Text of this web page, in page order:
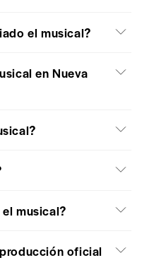
el musical?
en Nueva
musical?
oficial